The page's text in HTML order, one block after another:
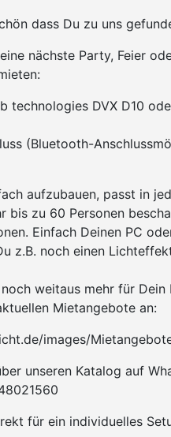
dass Du zu uns
nächste Party, Feier
technologies DVX D10
(Bluetooth-
aufzubauen, passt in
bis zu 60 Personen
Einfach Deinen PC
z.B. noch einen
weitaus mehr für Dein
Mietangebote an:
images/
unseren Katalog auf
für ein individuelles